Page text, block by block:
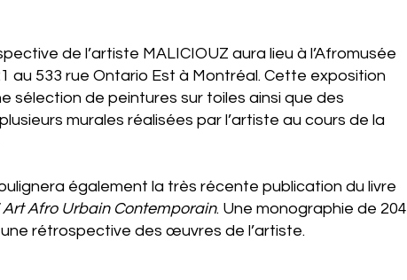
de l’artiste MALICIOUZ aura lieu à l’Afromusée
au 533 rue Ontario Est à Montréal. Cette exposition
sélection de peintures sur toiles ainsi que des
murales réalisées par l’artiste au cours de la
également la très récente publication du livre
Art Afro Urbain Contemporain. Une monographie de 204
rétrospective des œuvres de l’artiste.